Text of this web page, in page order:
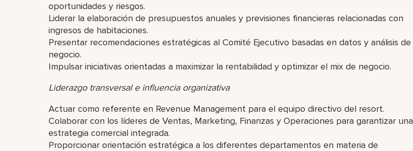
oportunidades y riesgos.
Liderar la elaboración de presupuestos anuales y previsiones financieras relacionadas con
ingresos de habitaciones.
Presentar recomendaciones estratégicas al Comité Ejecutivo basadas en datos y análisis de
negocio.
Impulsar iniciativas orientadas a maximizar la rentabilidad y optimizar el mix de negocio.
Liderazgo transversal e influencia organizativa
Actuar como referente en Revenue Management para el equipo directivo del resort.
Colaborar con los líderes de Ventas, Marketing, Finanzas y Operaciones para garantizar una
estrategia comercial integrada.
Proporcionar orientación estratégica a los diferentes departamentos en materia de